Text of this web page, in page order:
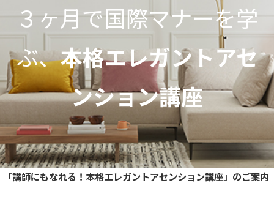
３ヶ月で国際マナーを学
ぶ、本格エレガントアセ
ンション講座
「講師にもなれる！本格エレガントアセンション講座」のご案内